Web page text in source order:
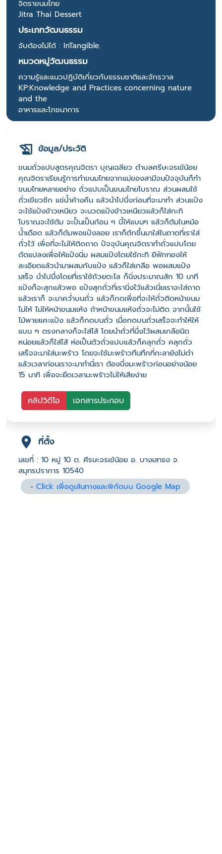
จิตราขนมไทย
Jitra Thai Dessert
ประเภทวัฒนธรรม
จับต้องไม่ได้ : InTangible.
หมวดหมู่วัฒนธรรม
ความรู้และแนวปฏิบัติเกี่ยวกับธรรมชาติและจักรวาล
KP:Knowledge and Practices concerning nature
and the
อาหารและโภชนาการ
ข้อมูล/ประวัติ
ขนมถั่วแปบสูตรคุณจิตรา บุญเฉลียว ตำบลศรีษะจรเข้น้อย
คุณจิตราเรียนรู้การทำขนมไทยจากแม่ของสามีจนปัจจุบันก็ทำ
ขนมไทยหลายอย่าง ถั่วแปบเป็นขนมไทยโบราณ ส่วนผสมใช้
ถั่วเขียวซีก แช่น้ำค้างคืน แล้วนำไปนึ่งก่อนที่จะมาทำ ส่วนแป้ง
จะใช้แป้งข้าวเหนียว จะนวดแป้งข้าวเหนียวแล้วก็ใส่กะทิ
โบราณจะใช้ต้ม จะปั้นเป็นก้อน ๆ บี้ให้แบนๆ แล้วก็ต้มในหม้อ
น้ำเดือด แล้วก็ต้มพอแป้งลอย เราก็ตักขึ้นมาใส่ในถาดที่เราใส่
ถั่วไว้ เพื่อที่จะไม่ให้ติดถาด ปัจจุบันคุณจิตราทำถั่วแปบโดย
ดัดแปลงเพื่อให้แป้งนิ่ม ผสมแป้งโดยใช้กะทิ ยีฟักทองให้
ละเอียดแล้วนำมาผสมกับแป้ง แล้วก็ใส่เกลือ พอผสมแป้ง
เสร็จ นำไปนึ่งโดยที่เราใช้ถ้วยตะไล ก็นิ่งประมาณสัก 10 นาที
แป้งก็จะสุกแล้วพอ แป้งสุกถั่วที่เรานิ่งไว้แล้วเนี่ยเราจะใส่ถาด
แล้วเราก็ จะมาคว่ำบนถั่ว แล้วก็กดเพื่อที่จะให้ถั่วติดหน้าขนม
ไม่ให้ ไม่ให้หน้าขนมแห้ง ถ้าหน้าขนมแห้งถั่วจะไม่ติด จากนั้นใช้
ไม้พายแคะแป้ง แล้วก็กดบนถั่ว เมื่อกดบนถั่วเสร็จจะทำให้ให้
แบน ๆ ตรงกลางก็จะใส่ไส้ โดยนำถั่วที่นึ่งไว้ผสมเกลือนิด
หน่อยแล้วก็ใส่ไส้ ห่อเป็นตัวถั่วแปบแล้วก็คลุกถั่ว คลุกถั่ว
เสร็จจะมาใส่มะพร้าว โดยจะใช้มะพร้าวทึนทึกที่กะลายังไม่ดำ
แล้วเวลาก่อนเราจะมาทำนี่เรา ต้องนึ่งมะพร้าวก่อนอย่างน้อย
15 นาที เพื่อจะยึดเวลามะพร้าวไม่ให้เสียง่าย
คลิปวิดีโอ เอกสารประกอบ
ที่ตั้ง
เลขที่ : 10 หมู่ 10 ต. ศีรษะจรเข้น้อย อ. บางเสาธง จ.
สมุทรปราการ 10540
-Click เพื่อดูเส้นทางและพิกัดบน Google Map